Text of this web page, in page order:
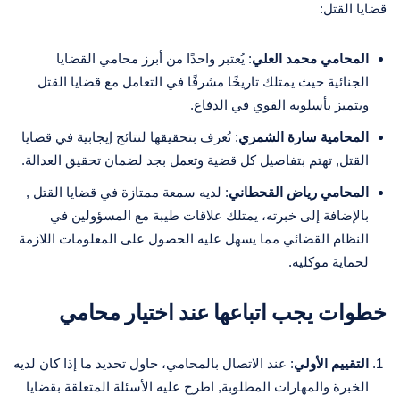
قضايا القتل:
المحامي محمد العلي: يُعتبر واحدًا من أبرز محامي القضايا
الجنائية حيث يمتلك تاريخًا مشرفًا في التعامل مع قضايا القتل
ويتميز بأسلوبه القوي في الدفاع.
المحامية سارة الشمري: تُعرف بتحقيقها لنتائج إيجابية في قضايا
القتل, تهتم بتفاصيل كل قضية وتعمل بجد لضمان تحقيق العدالة.
المحامي رياض القحطاني: لديه سمعة ممتازة في قضايا القتل ,
بالإضافة إلى خبرته، يمتلك علاقات طيبة مع المسؤولين في
النظام القضائي مما يسهل عليه الحصول على المعلومات اللازمة
لحماية موكليه.
خطوات يجب اتباعها عند اختيار محامي
التقييم الأولي: عند الاتصال بالمحامي، حاول تحديد ما إذا كان لديه
الخبرة والمهارات المطلوبة, اطرح عليه الأسئلة المتعلقة بقضايا